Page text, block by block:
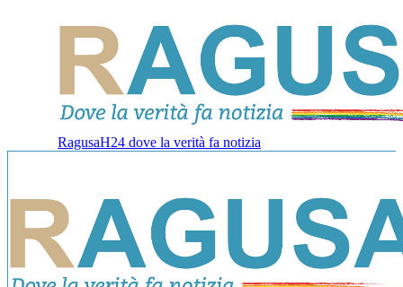
RagusaH24 dove la verità fa notizia